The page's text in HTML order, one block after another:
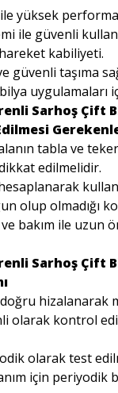
yüksek
ile güvenli
kabiliyeti.
güvenli taşıma
uygulamaları
Sarhoş Çift
tabla ve
edilmelidir.
olup olmadığı
bakım ile uzun
Sarhoş Çift
hizalanarak
olarak kontrol
olarak test
için periyodik